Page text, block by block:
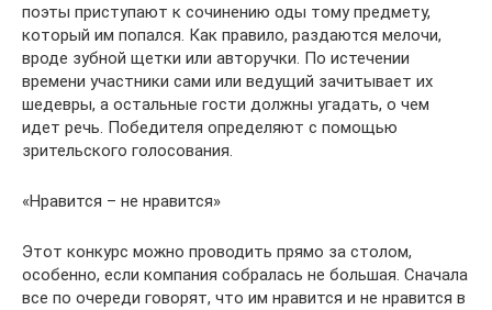
поэты приступают к сочинению оды тому предмету,
который им попался. Как правило, раздаются мелочи,
вроде зубной щетки или авторучки. По истечении
времени участники сами или ведущий зачитывает их
шедевры, а остальные гости должны угадать, о чем
идет речь. Победителя определяют с помощью
зрительского голосования.
«Нравится – не нравится»
Этот конкурс можно проводить прямо за столом,
особенно, если компания собралась не большая. Сначала
все по очереди говорят, что им нравится и не нравится в